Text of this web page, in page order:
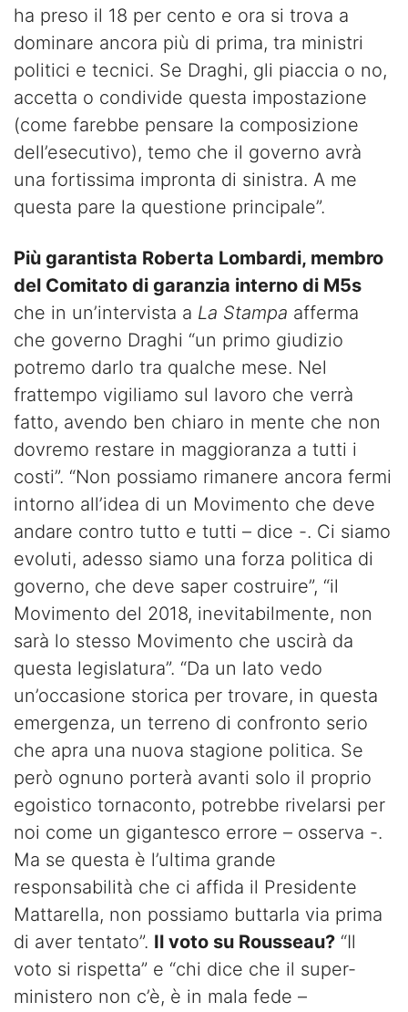
ha preso il 18 per cento e ora si trova a
dominare ancora più di prima, tra ministri
politici e tecnici. Se Draghi, gli piaccia o no,
accetta o condivide questa impostazione
(come farebbe pensare la composizione
dell’esecutivo), temo che il governo avrà
una fortissima impronta di sinistra. A me
questa pare la questione principale”.
Più garantista Roberta Lombardi, membro
del Comitato di garanzia interno di M5s
che in un’intervista a La Stampa afferma
che governo Draghi “un primo giudizio
potremo darlo tra qualche mese. Nel
frattempo vigiliamo sul lavoro che verrà
fatto, avendo ben chiaro in mente che non
dovremo restare in maggioranza a tutti i
costi”. “Non possiamo rimanere ancora fermi
intorno all’idea di un Movimento che deve
andare contro tutto e tutti – dice -. Ci siamo
evoluti, adesso siamo una forza politica di
governo, che deve saper costruire”, “il
Movimento del 2018, inevitabilmente, non
sarà lo stesso Movimento che uscirà da
questa legislatura”. “Da un lato vedo
un’occasione storica per trovare, in questa
emergenza, un terreno di confronto serio
che apra una nuova stagione politica. Se
però ognuno porterà avanti solo il proprio
egoistico tornaconto, potrebbe rivelarsi per
noi come un gigantesco errore – osserva -.
Ma se questa è l’ultima grande
responsabilità che ci affida il Presidente
Mattarella, non possiamo buttarla via prima
di aver tentato”. Il voto su Rousseau? “Il
voto si rispetta” e “chi dice che il super-
ministero non c’è, è in mala fede –